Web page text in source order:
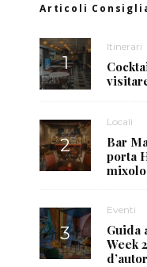
Articoli
Itinerari
Locali
Bar
porta
Eventi
Guida
Week